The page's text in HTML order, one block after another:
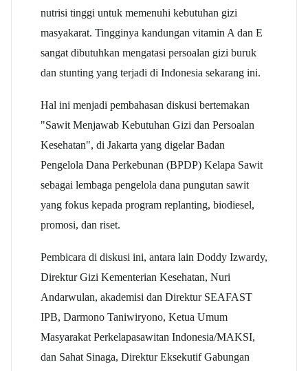
nutrisi tinggi untuk memenuhi kebutuhan gizi
masyakarat. Tingginya kandungan vitamin A dan E
sangat dibutuhkan mengatasi persoalan gizi buruk
dan stunting yang terjadi di Indonesia sekarang ini.
Hal ini menjadi pembahasan diskusi bertemakan
"Sawit Menjawab Kebutuhan Gizi dan Persoalan
Kesehatan", di Jakarta yang digelar Badan
Pengelola Dana Perkebunan (BPDP) Kelapa Sawit
sebagai lembaga pengelola dana pungutan sawit
yang fokus kepada program replanting, biodiesel,
promosi, dan riset.
Pembicara di diskusi ini, antara lain Doddy Izwardy,
Direktur Gizi Kementerian Kesehatan, Nuri
Andarwulan, akademisi dan Direktur SEAFAST
IPB, Darmono Taniwiryono, Ketua Umum
Masyarakat Perkelapasawitan Indonesia/MAKSI,
dan Sahat Sinaga, Direktur Eksekutif Gabungan